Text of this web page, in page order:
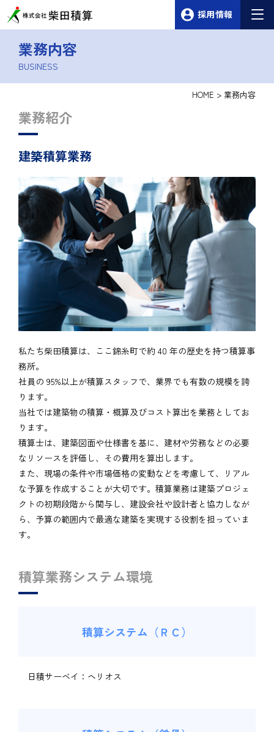
採用情報
HOME > 業務内容
業務内容
BUSINESS
業務紹介
建築積算業務
私たち柴田積算は、ここ錦糸町で約 40 年の歴史を持つ積算事
務所。
社員の 95%以上が積算スタッフで、業界でも有数の規模を誇
ります。
当社では建築物の積算・概算及びコスト算出を業務としてお
ります。
積算士は、建築図面や仕様書を基に、建材や労務などの必要
なリソースを評価し、その費用を算出します。
また、現場の条件や市場価格の変動などを考慮して、リアル
な予算を作成することが大切です。積算業務は建築プロジェ
クトの初期段階から関与し、建設会社や設計者と協力しなが
ら、予算の範囲内で最適な建築を実現する役割を担っていま
す。
積算業務システム環境
積算システム（ＲＣ）
日積サーベイ：ヘリオス